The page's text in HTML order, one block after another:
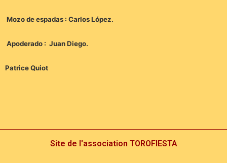
Mozo de espadas : Carlos López.
Apoderado : Juan Diego.
Patrice Quiot
Site de l'association TOROFIESTA